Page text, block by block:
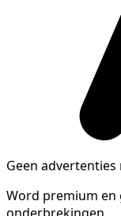
Geen advertenties
Word premium en
onderbrekingen.